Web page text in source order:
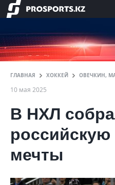
ГЛАВНАЯ ХОККЕЙ ОВЕЧКИН,
10 мая 2025
В НХЛ
российскую
мечты